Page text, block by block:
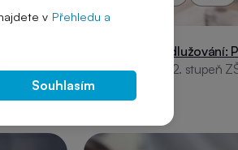
druhy
se
Odpovědné zadlužování:
Prezentace pro 2. stupeň
půjček, pravidla zadlužování
splácením. Obsahuje i tipy
v Přehledu a
Souhlasím